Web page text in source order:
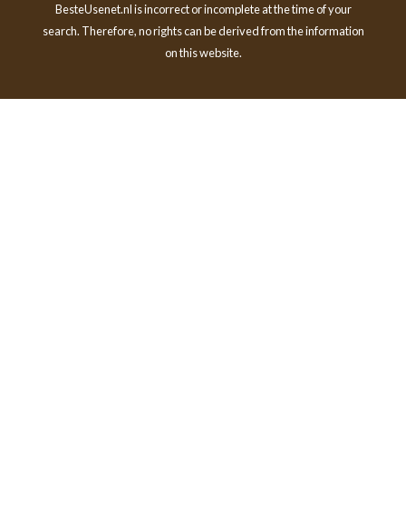
BesteUsenet.nl is incorrect or incomplete at the time of your
search. Therefore, no rights can be derived from the information
on this website.